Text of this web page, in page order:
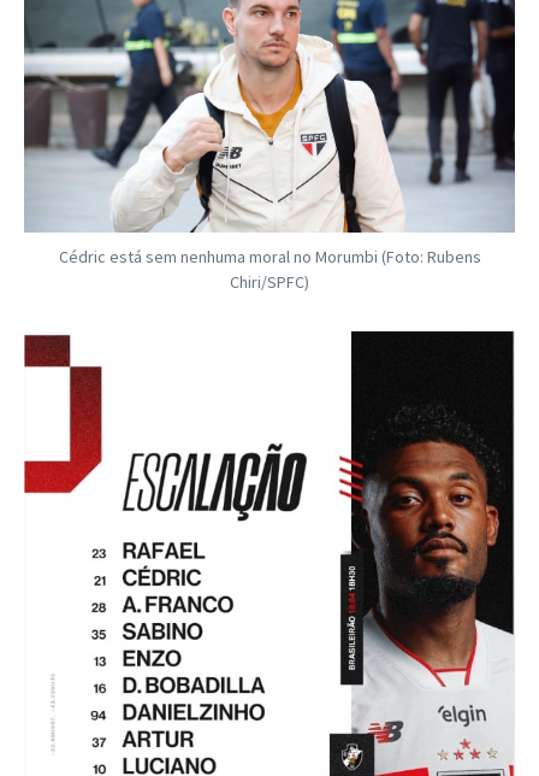
Cédric está sem nenhuma moral no Morumbi (Foto: Rubens
Chiri/SPFC)